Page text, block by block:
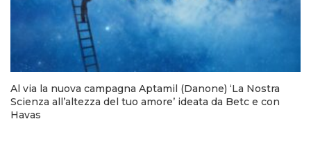
Al via la nuova campagna Aptamil (Danone) ‘La Nostra
Scienza all’altezza del tuo amore’ ideata da Betc e con
Havas